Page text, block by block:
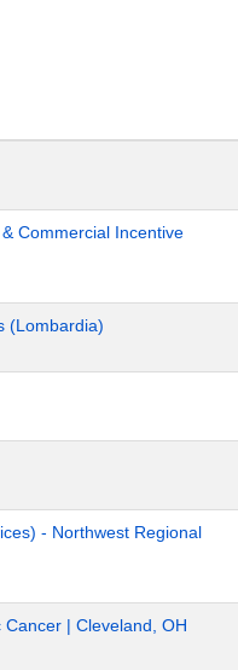
Commercial Incentive
(Lombardia)
- Northwest Regional
| Cleveland, OH